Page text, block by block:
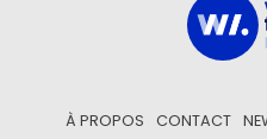
À PROPOS CONTACT